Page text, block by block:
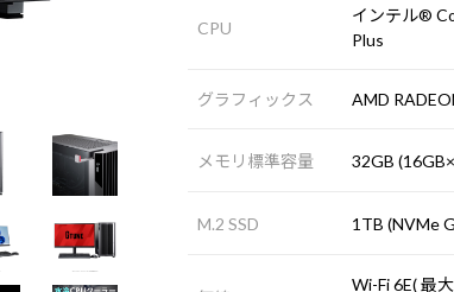
CPU
インテル®
Plus
グラフィックス AMD
メモリ標準容量 32GB
M.2 SSD 1TB (NVMe
Wi-Fi 6E( 最